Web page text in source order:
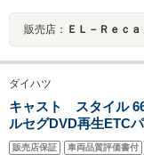
販売店： ＥＬ－Ｒｅｃ
ダイハツ
キャスト スタイル
ルセグDVD再生ETC
ドライブレコーダー
イビームベンチシー
販売店保証 車両品質評価書付